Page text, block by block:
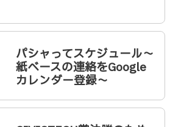
パシャってスケジュール〜
紙ベースの連絡をGoogle
カレンダー登録〜